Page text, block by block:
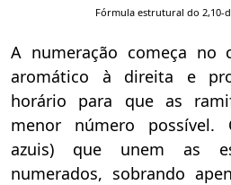
Fórmula estrutural do 2,10-
A numeração começa no
aromático à direita e
horário para que as
menor número possível.
azuis) que unem as
numerados, sobrando